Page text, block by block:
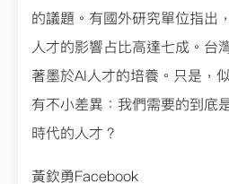
的議題。有國外研究單位指出
人才的影響占比高達七成。台
著墨於AI人才的培養。只是，
有不小差異：我們需要的到底
時代的人才？
黃欽勇Facebook